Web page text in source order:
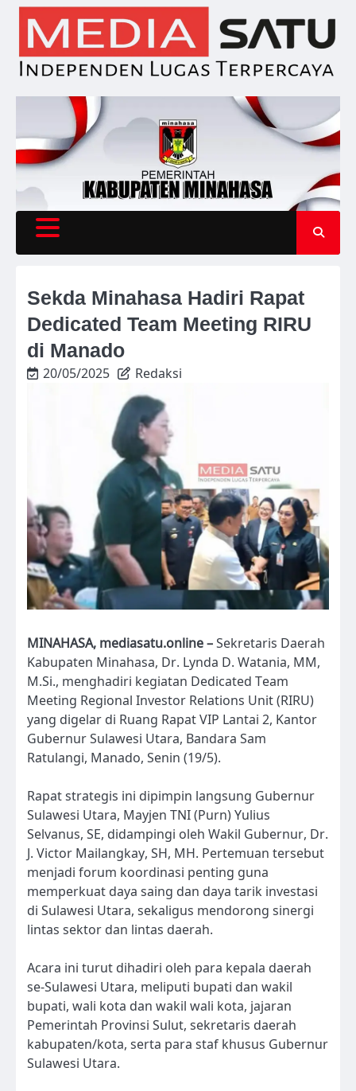
Skip
content
Sekda Minahasa Hadiri Rapat
Dedicated Team Meeting RIRU
di Manado
20/05/2025 Redaksi
MINAHASA, mediasatu.online –Sekretaris Daerah
Kabupaten Minahasa, Dr. Lynda D. Watania, MM,
M.Si., menghadiri kegiatan Dedicated Team
Meeting Regional Investor Relations Unit (RIRU)
yang digelar di Ruang Rapat VIP Lantai 2, Kantor
Gubernur Sulawesi Utara, Bandara Sam
Ratulangi, Manado, Senin (19/5).
Rapat strategis ini dipimpin langsung Gubernur
Sulawesi Utara, Mayjen TNI (Purn) Yulius
Selvanus, SE, didampingi oleh Wakil Gubernur, Dr.
J. Victor Mailangkay, SH, MH. Pertemuan tersebut
menjadi forum koordinasi penting guna
memperkuat daya saing dan daya tarik investasi
di Sulawesi Utara, sekaligus mendorong sinergi
lintas sektor dan lintas daerah.
Acara ini turut dihadiri oleh para kepala daerah
se-Sulawesi Utara, meliputi bupati dan wakil
bupati, wali kota dan wakil wali kota, jajaran
Pemerintah Provinsi Sulut, sekretaris daerah
kabupaten/kota, serta para staf khusus Gubernur
Sulawesi Utara.